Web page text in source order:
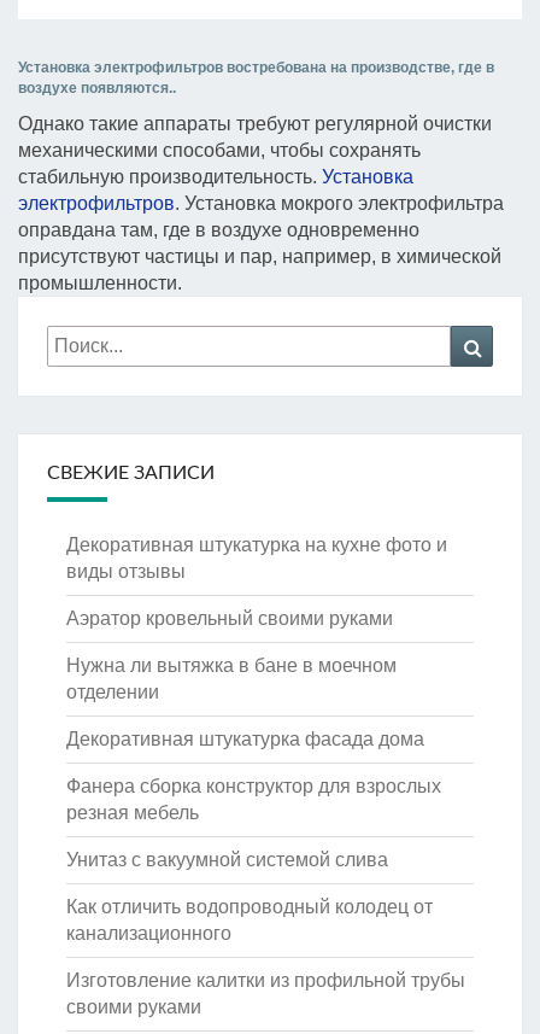
Установка электрофильтров востребована на производстве, где в
воздухе появляются..
Однако такие аппараты требуют регулярной очистки
механическими способами, чтобы сохранять
стабильную производительность. Установка
электрофильтров. Установка мокрого электрофильтра
оправдана там, где в воздухе одновременно
присутствуют частицы и пар, например, в химической
промышленности.
Искать:
СВЕЖИЕ ЗАПИСИ
Декоративная штукатурка на кухне фото и
виды отзывы
Аэратор кровельный своими руками
Нужна ли вытяжка в бане в моечном
отделении
Декоративная штукатурка фасада дома
Фанера сборка конструктор для взрослых
резная мебель
Унитаз с вакуумной системой слива
Как отличить водопроводный колодец от
канализационного
Изготовление калитки из профильной трубы
своими руками